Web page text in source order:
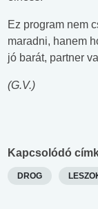
Ez program nem
maradni, hanem
jó barát, partner
(G.V.)
Kapcsolódó
DROG